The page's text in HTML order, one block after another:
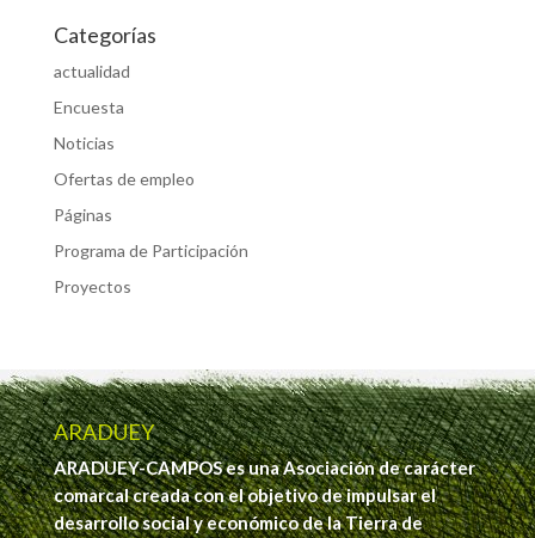
Categorías
actualidad
Encuesta
Noticias
Ofertas de empleo
Páginas
Programa de Participación
Proyectos
ARADUEY
ARADUEY-CAMPOS es una Asociación de carácter
comarcal creada con el objetivo de impulsar el
desarrollo social y económico de la Tierra de